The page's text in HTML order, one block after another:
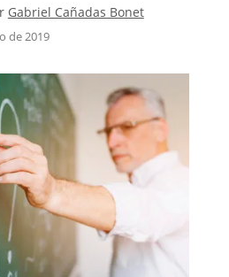
Gabriel Cañadas Bonet
de 2019